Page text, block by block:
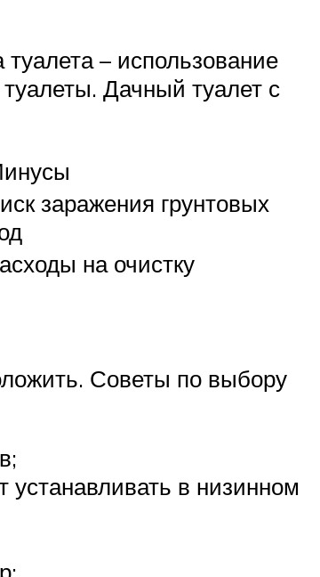
– использование
Дачный туалет с
заражения грунтовых
на очистку
Советы по выбору
устанавливать в низинном